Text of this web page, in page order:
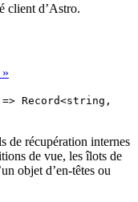
client d’Astro.
Record<string,
de récupération internes
de vue, les îlots de
objet d’en-têtes ou